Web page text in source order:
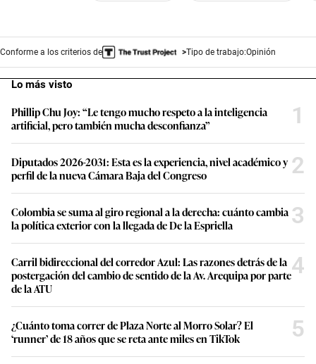
Conforme a los criterios de Tipo de trabajo:Opinión
Lo más visto
Phillip Chu Joy: “Le tengo mucho respeto a la inteligencia
artificial, pero también mucha desconfianza”
1
Diputados 2026-2031: Esta es la experiencia, nivel académico y
perfil de la nueva Cámara Baja del Congreso
2
Colombia se suma al giro regional a la derecha: cuánto cambia
la política exterior con la llegada de De la Espriella
3
Carril bidireccional del corredor Azul: Las razones detrás de la
postergación del cambio de sentido de la Av. Arequipa por parte
de la ATU
4
¿Cuánto toma correr de Plaza Norte al Morro Solar? El
‘runner’ de 18 años que se reta ante miles en TikTok
5